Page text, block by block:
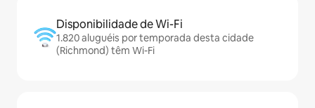
Disponibilidade de Wi-Fi
1.820 aluguéis por temporada desta cidade
(Richmond) têm Wi-Fi